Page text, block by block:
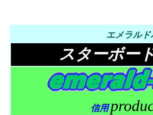
エメラルド
スターボー
信用